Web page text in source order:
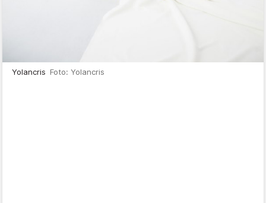
Yolancris Foto: Yolancris